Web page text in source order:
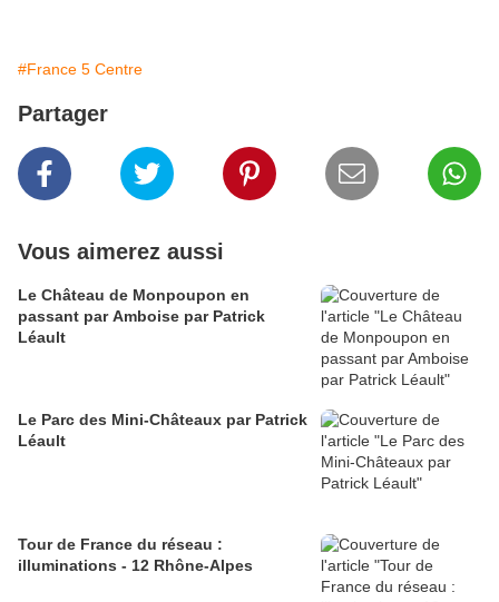
#France 5 Centre
Partager
Vous aimerez aussi
Le Château de Monpoupon en
passant par Amboise par Patrick
Léault
Le Parc des Mini-Châteaux par Patrick
Léault
Tour de France du réseau :
illuminations - 12 Rhône-Alpes